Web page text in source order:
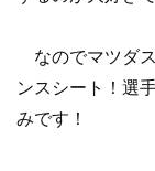
なのでマツダ
ンスシート！選
みです！